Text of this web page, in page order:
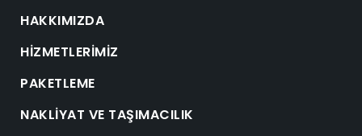
HAKKIMIZDA
HIZMETLERIMIZ
PAKETLEME
NAKLIYAT VE TAŞIMACILIK